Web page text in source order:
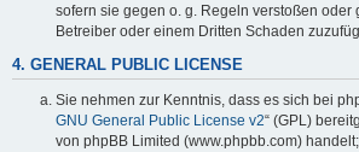
sofern sie gegen o. g. Regeln verstoßen oder
Betreiber oder einem Dritten Schaden
4. GENERAL PUBLIC LICENSE
Sie nehmen zur Kenntnis, dass es sich bei
GNU General Public License v2“ (GPL)
von phpBB Limited (www.phpbb.com)